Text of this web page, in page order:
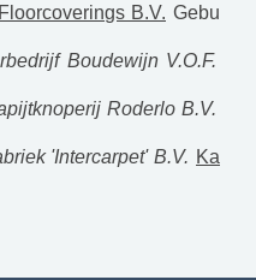
B.V. Gebu
Boudewijn V.O.F.
Roderlo B.V.
'Intercarpet' B.V. Ka